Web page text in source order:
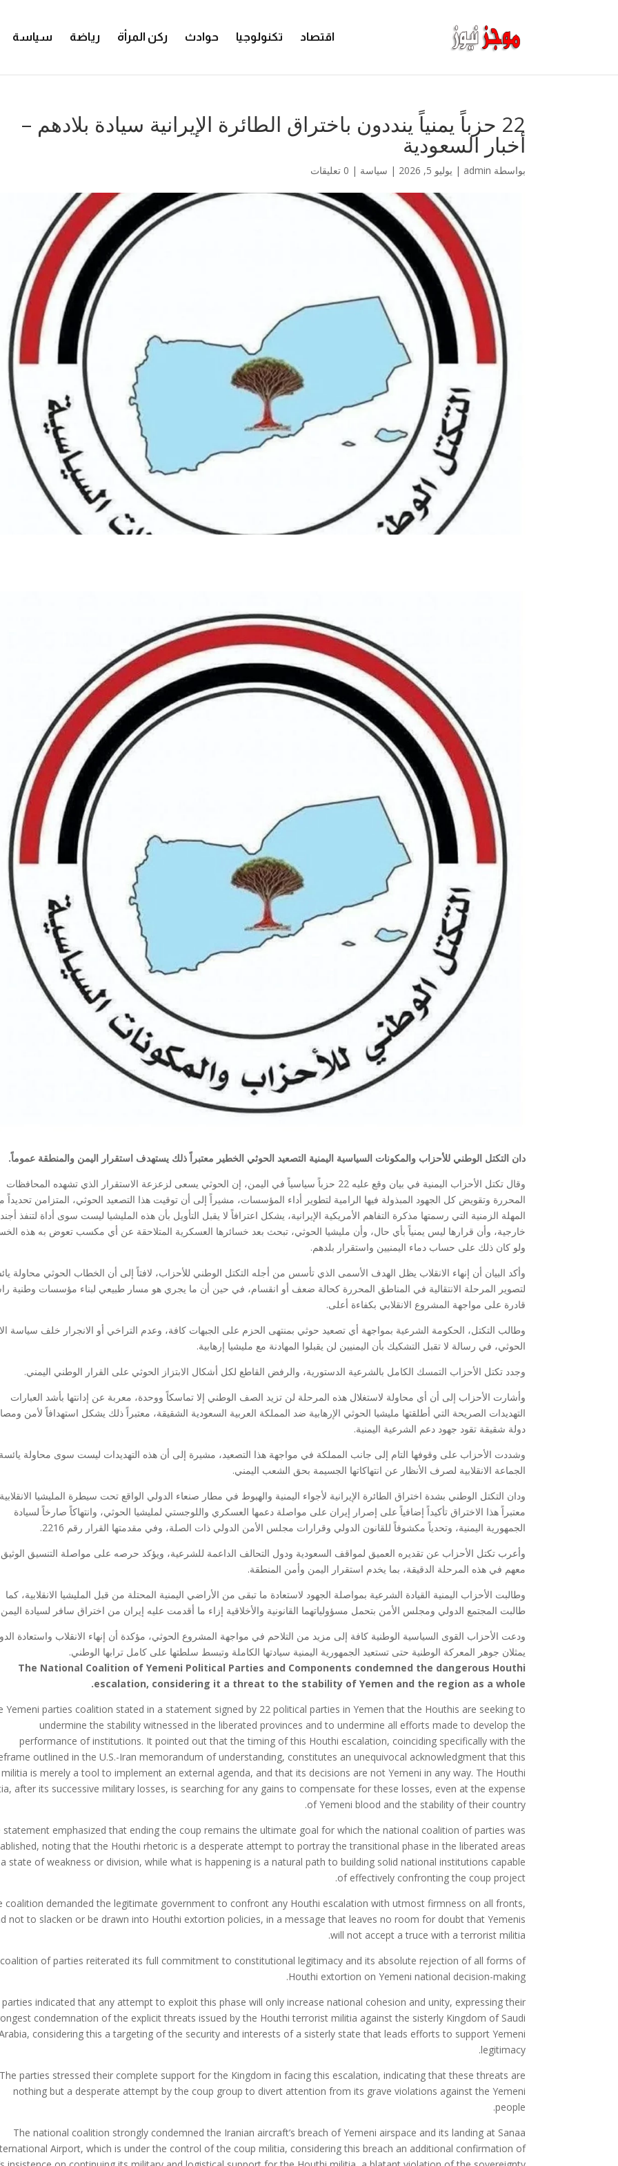
اقتصاد تكنولوجيا حوادث ركن المرأة رياضة سياسة
22 حزباً يمنياً ينددون باختراق الطائرة الإيرانية سيادة بلادهم –
أخبار السعودية
بواسطة admin
| يوليو 5, 2026 | سياسة | 0 تعليقات
دان التكتل الوطني للأحزاب والمكونات السياسية اليمنية التصعيد الحوثي الخطير معتبراً ذلك يستهدف استقرار اليمن والمنطقة عموماً.
وقال تكتل الأحزاب اليمنية في بيان وقع عليه 22 حزباً سياسياً في اليمن، إن الحوثي يسعى لزعزعة الاستقرار الذي تشهده المحافظات
المحررة وتقويض كل الجهود المبذولة فيها الرامية لتطوير أداء المؤسسات، مشيراً إلى أن توقيت هذا التصعيد الحوثي، المتزامن تحديداً
المهلة الزمنية التي رسمتها مذكرة التفاهم الأمريكية الإيرانية، يشكل اعترافاً لا يقبل التأويل بأن هذه المليشيا ليست سوى أداة لتنفذ
خارجية، وأن قرارها ليس يمنياً بأي حال، وأن مليشيا الحوثي، تبحث بعد خسائرها العسكرية المتلاحقة عن أي مكسب تعوض به هذه
ولو كان ذلك على حساب دماء اليمنيين واستقرار بلدهم.
وأكد البيان أن إنهاء الانقلاب يظل الهدف الأسمى الذي تأسس من أجله التكتل الوطني للأحزاب، لافتاً إلى أن الخطاب الحوثي محاولة
لتصوير المرحلة الانتقالية في المناطق المحررة كحالة ضعف أو انقسام، في حين أن ما يجري هو مسار طبيعي لبناء مؤسسات وطنية
قادرة على مواجهة المشروع الانقلابي بكفاءة أعلى.
وطالب التكتل، الحكومة الشرعية بمواجهة أي تصعيد حوثي بمنتهى الحزم على الجبهات كافة، وعدم التراخي أو الانجرار خلف سياسة
الحوثي، في رسالة لا تقبل التشكيك بأن اليمنيين لن يقبلوا المهادنة مع مليشيا إرهابية.
وجدد تكتل الأحزاب التمسك الكامل بالشرعية الدستورية، والرفض القاطع لكل أشكال الابتزاز الحوثي على القرار الوطني اليمني.
وأشارت الأحزاب إلى أن أي محاولة لاستغلال هذه المرحلة لن تزيد الصف الوطني إلا تماسكاً ووحدة، معربة عن إدانتها بأشد العبارات
التهديدات الصريحة التي أطلقتها مليشيا الحوثي الإرهابية ضد المملكة العربية السعودية الشقيقة، معتبراً ذلك يشكل استهدافاً لأمن
دولة شقيقة تقود جهود دعم الشرعية اليمنية.
وشددت الأحزاب على وقوفها التام إلى جانب المملكة في مواجهة هذا التصعيد، مشيرة إلى أن هذه التهديدات ليست سوى محاولة
الجماعة الانقلابية لصرف الأنظار عن انتهاكاتها الجسيمة بحق الشعب اليمني.
ودان التكتل الوطني بشدة اختراق الطائرة الإيرانية لأجواء اليمنية والهبوط في مطار صنعاء الدولي الواقع تحت سيطرة المليشيا
معتبراً هذا الاختراق تأكيداً إضافياً على إصرار إيران على مواصلة دعمها العسكري واللوجستي لمليشيا الحوثي، وانتهاكاً صارخاً لسيادة
الجمهورية اليمنية، وتحدياً مكشوفاً للقانون الدولي وقرارات مجلس الأمن الدولي ذات الصلة، وفي مقدمتها القرار رقم 2216.
وأعرب تكتل الأحزاب عن تقديره العميق لمواقف السعودية ودول التحالف الداعمة للشرعية، ويؤكد حرصه على مواصلة التنسيق الوثيق
معهم في هذه المرحلة الدقيقة، بما يخدم استقرار اليمن وأمن المنطقة.
وطالبت الأحزاب اليمنية القيادة الشرعية بمواصلة الجهود لاستعادة ما تبقى من الأراضي اليمنية المحتلة من قبل المليشيا الانقلابية، كما
طالبت المجتمع الدولي ومجلس الأمن بتحمل مسؤولياتهما القانونية والأخلاقية إزاء ما أقدمت عليه إيران من اختراق سافر لسيادة اليمن.
ودعت الأحزاب القوى السياسية الوطنية كافة إلى مزيد من التلاحم في مواجهة المشروع الحوثي، مؤكدة أن إنهاء الانقلاب واستعادة
يمثلان جوهر المعركة الوطنية حتى تستعيد الجمهورية اليمنية سيادتها الكاملة وتبسط سلطتها على كامل ترابها الوطني.
The National Coalition of Yemeni Political Parties and Components condemned the dangerous Houthi
escalation, considering it a threat to the stability of Yemen and the region as a whole.
Yemeni parties coalition stated in a statement signed by 22 political parties in Yemen that the Houthis are seeking to
undermine the stability witnessed in the liberated provinces and to undermine all efforts made to develop the
performance of institutions. It pointed out that the timing of this Houthi escalation, coinciding specifically with the
outlined in the U.S.-Iran memorandum of understanding, constitutes an unequivocal acknowledgment that this
militia is merely a tool to implement an external agenda, and that its decisions are not Yemeni in any way. The Houthi
after its successive military losses, is searching for any gains to compensate for these losses, even at the expense
of Yemeni blood and the stability of their country.
statement emphasized that ending the coup remains the ultimate goal for which the national coalition of parties was
noting that the Houthi rhetoric is a desperate attempt to portray the transitional phase in the liberated areas
state of weakness or division, while what is happening is a natural path to building solid national institutions capable
of effectively confronting the coup project.
coalition demanded the legitimate government to confront any Houthi escalation with utmost firmness on all fronts,
not to slacken or be drawn into Houthi extortion policies, in a message that leaves no room for doubt that Yemenis
will not accept a truce with a terrorist militia.
of parties reiterated its full commitment to constitutional legitimacy and its absolute rejection of all forms of
Houthi extortion on Yemeni national decision-making.
parties indicated that any attempt to exploit this phase will only increase national cohesion and unity, expressing their
condemnation of the explicit threats issued by the Houthi terrorist militia against the sisterly Kingdom of Saudi
considering this a targeting of the security and interests of a sisterly state that leads efforts to support Yemeni
legitimacy.
The parties stressed their complete support for the Kingdom in facing this escalation, indicating that these threats are
nothing but a desperate attempt by the coup group to divert attention from its grave violations against the Yemeni
people.
The national coalition strongly condemned the Iranian aircraft’s breach of Yemeni airspace and its landing at Sanaa
Airport, which is under the control of the coup militia, considering this breach an additional confirmation of